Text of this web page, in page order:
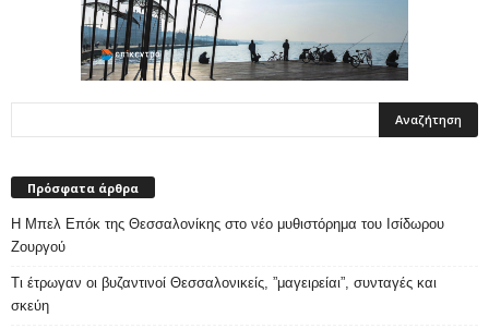
Πρόσφατα άρθρα
Η Μπελ Επόκ της Θεσσαλονίκης στο νέο μυθιστόρημα του Ισίδωρου
Ζουργού
Τι έτρωγαν οι βυζαντινοί Θεσσαλονικείς, ”μαγειρείαι”, συνταγές και
σκεύη